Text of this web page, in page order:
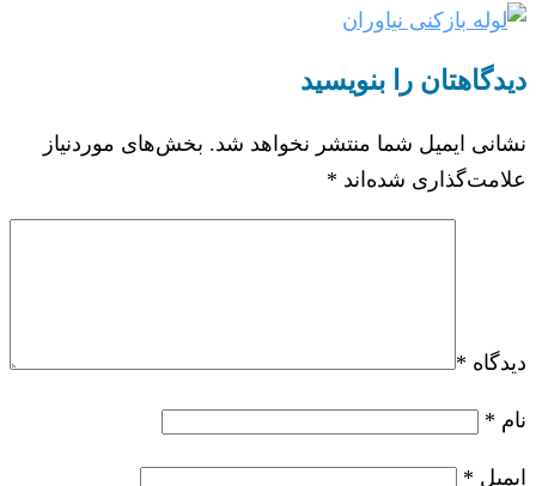
دیدگاهتان را بنویسید
نشانی ایمیل شما منتشر نخواهد شد. بخش‌های موردنیاز
علامت‌گذاری شده‌اند *
دیدگاه *
نام *
ایمیل *